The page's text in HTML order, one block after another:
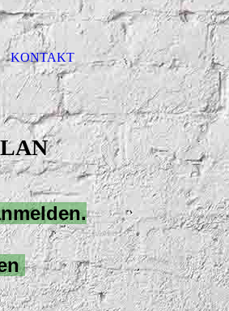
KONTAKT